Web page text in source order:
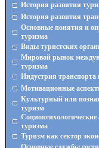
История развития
История развития
Основные понятия и
туризма
Виды туристских
Мировой рынок
туризма
Индустрия транспорта
Мотивационные
Культурный или
туризм
Социопсихологические
туризма
Туризм как сектор